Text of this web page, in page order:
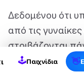
2
Δεδομένου ότι
από τις
στοιβάζονται
να παίξουν
🕹Παιχνίδια 👋